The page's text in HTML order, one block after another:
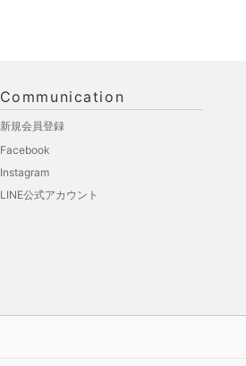
Communication
新規会員登録
Facebook
Instagram
LINE公式アカウント